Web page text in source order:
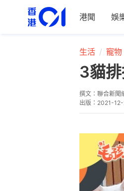
港聞 娛
生活 寵物
3貓
撰文： 聯合新聞
出版： 2021-